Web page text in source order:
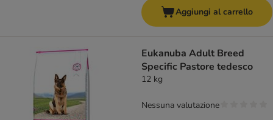
Aggiungi al carrello
Eukanuba Adult Breed
Specific Pastore tedesco
12 kg
Nessuna valutazione